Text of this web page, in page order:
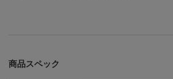
商品スペック